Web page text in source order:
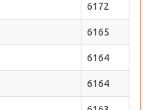
6172
6165
6164
6164